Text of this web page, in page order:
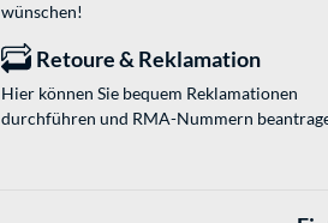
wünschen!
Retoure & Reklamation
Hier können Sie bequem Reklamationen
durchführen und RMA-Nummern